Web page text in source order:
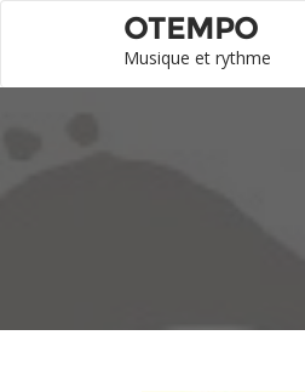
OTEMPO
Musique et rythme